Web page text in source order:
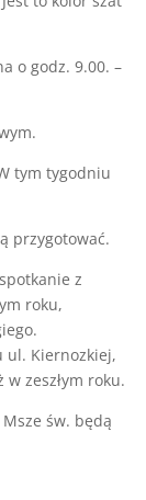
o godz. 9.00. –
tym tygodniu
przygotować.
z
roku,
ul. Kiernozkiej,
zeszłym roku.
św. będą